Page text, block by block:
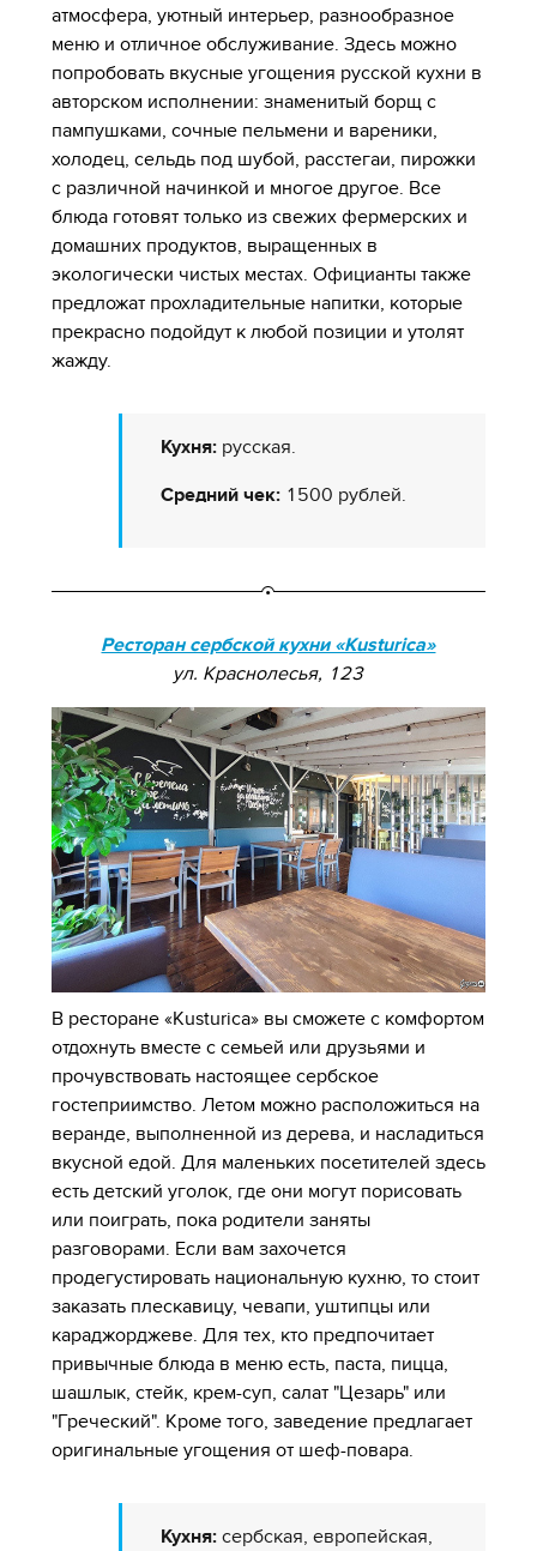
атмосфера, уютный интерьер, разнообразное
меню и отличное обслуживание. Здесь можно
попробовать вкусные угощения русской кухни в
авторском исполнении: знаменитый борщ с
пампушками, сочные пельмени и вареники,
холодец, сельдь под шубой, расстегаи, пирожки
с различной начинкой и многое другое. Все
блюда готовят только из свежих фермерских и
домашних продуктов, выращенных в
экологически чистых местах. Официанты также
предложат прохладительные напитки, которые
прекрасно подойдут к любой позиции и утолят
жажду.
Кухня: русская.
Средний чек: 1500 рублей.
Ресторан сербской кухни «Kusturica»
ул. Краснолесья, 123
В ресторане «Kusturica» вы сможете с комфортом
отдохнуть вместе с семьей или друзьями и
прочувствовать настоящее сербское
гостеприимство. Летом можно расположиться на
веранде, выполненной из дерева, и насладиться
вкусной едой. Для маленьких посетителей здесь
есть детский уголок, где они могут порисовать
или поиграть, пока родители заняты
разговорами. Если вам захочется
продегустировать национальную кухню, то стоит
заказать плескавицу, чевапи, уштипцы или
караджорджеве. Для тех, кто предпочитает
привычные блюда в меню есть, паста, пицца,
шашлык, стейк, крем-суп, салат "Цезарь" или
"Греческий". Кроме того, заведение предлагает
оригинальные угощения от шеф-повара.
Кухня: сербская, европейская,